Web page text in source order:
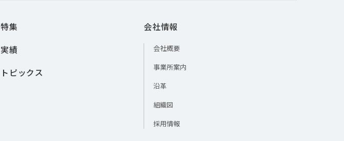
特集
実績
トピックス
会社情報
会社概要
事業所案内
沿革
組織図
採用情報